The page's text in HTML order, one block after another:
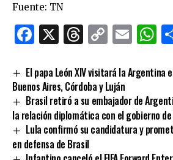
Fuente: TN
Facebook
X Threads
Copy
El papa León XIV visitará la Argentina
Buenos Aires, Córdoba y Luján
Brasil retiró a su embajador de
la relación diplomática con el gobierno
Lula confirmó su candidatura y
en defensa de Brasil